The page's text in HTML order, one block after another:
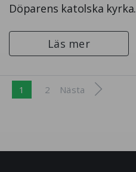
Döparens katolska kyrka.
Läs mer
1 2 Nästa